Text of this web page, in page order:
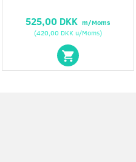
525,00 DKK m/Moms
(420,00 DKK u/Moms)